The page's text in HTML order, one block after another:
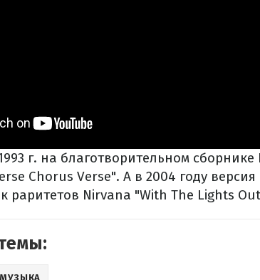
г. на благотворительном
Chorus Verse". А в 2004 году
раритетов Nirvana "With The Lights
МУЗЫКА